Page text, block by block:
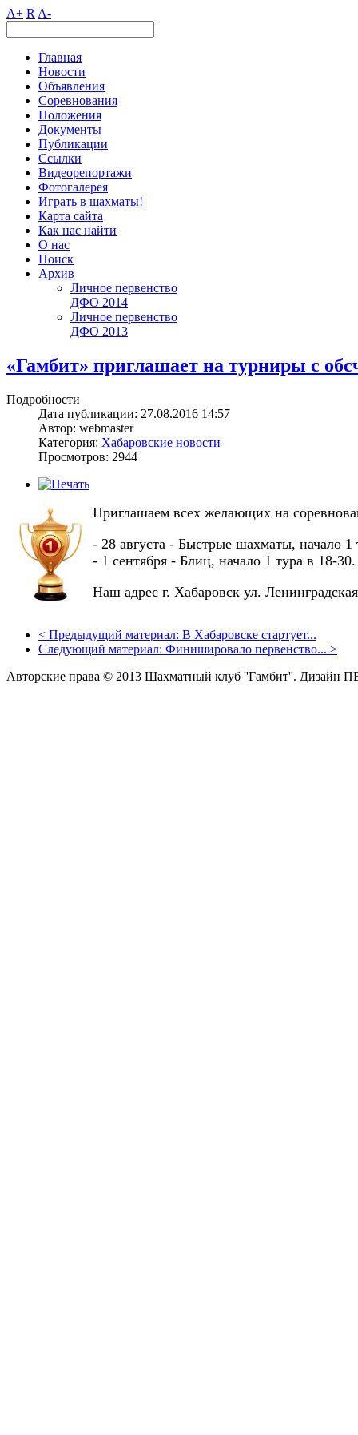
A+ R A-
Главная
Новости
Объявления
Соревнования
Положения
Документы
Публикации
Ссылки
Видеорепортажи
Фотогалерея
Играть в шахматы!
Карта сайта
Как нас найти
О нас
Поиск
Архив
Личное первенство
ДФО 2014
Личное первенство
ДФО 2013
«Гамбит» приглашает на турниры с
Подробности
Дата публикации: 27.08.2016 14:57
Автор: webmaster
Категория: Хабаровские новости
Просмотров: 2944
Приглашаем всех желающих на
- 28 августа - Быстрые шахматы, начало 1
- 1 сентября - Блиц, начало 1 тура в 18-30.
Наш адрес г. Хабаровск ул.
< Предыдущий материал: В Хабаровске стартует...
Следующий материал: Финишировало первенство... >
Авторские права © 2013 Шахматный клуб ''Гамбит''. Дизайн